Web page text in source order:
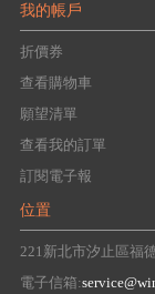
我的帳戶
折價券
查看購物車
願望清單
查看我的訂單
訂閱電子報
位置
221新北市汐止區福
電子信箱: